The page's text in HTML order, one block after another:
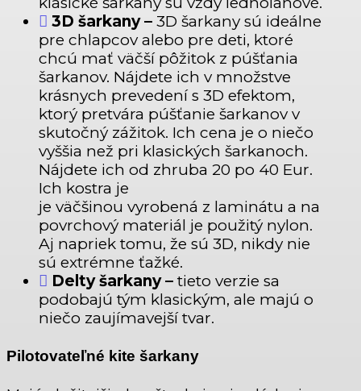
3D šarkany – 3D šarkany sú ideálne
pre chlapcov alebo pre deti, ktoré
chcú mať väčší pôžitok z púšťania
šarkanov. Nájdete ich v množstve
krásnych prevedení s 3D efektom,
ktorý pretvára púšťanie šarkanov v
skutočný zážitok. Ich cena je o niečo
vyššia než pri klasických šarkanoch.
Nájdete ich od zhruba 20 po 40 Eur.
Ich kostra je
je väčšinou vyrobená z laminátu a na
povrchový materiál je použitý nylon.
Aj napriek tomu, že sú 3D, nikdy nie
sú extrémne ťažké.
Delty šarkany – tieto verzie sa
podobajú tým klasickým, ale majú o
niečo zaujímavejší tvar.
Pilotovateľné kite šarkany